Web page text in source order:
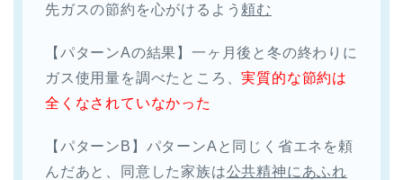
先ガスの節約を心がけるよう 頼む
【パターンAの結果】一ヶ月後と冬の終わりに
ガス使用量を調べたところ、実質的な節約は
全くなされていなかった
【パターンB】パターンAと同じく省エネを頼
んだあと、同意した家族は公共精神にあふれ